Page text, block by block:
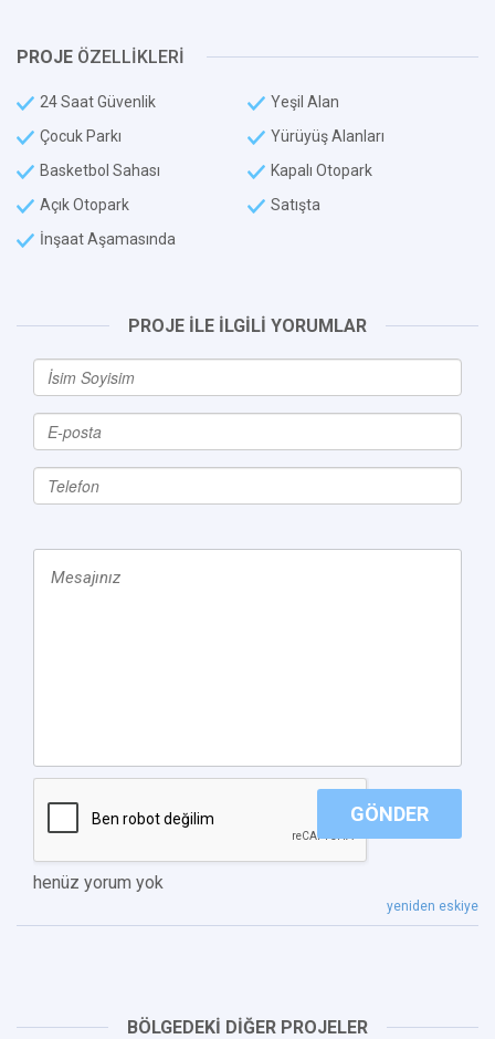
PROJE ÖZELLİKLERİ
24 Saat Güvenlik
Yeşil Alan
Çocuk Parkı
Yürüyüş Alanları
Basketbol Sahası
Kapalı Otopark
Açık Otopark
Satışta
İnşaat Aşamasında
PROJE İLE İLGİLİ YORUMLAR
GÖNDER
henüz yorum yok
yeniden eskiye
BÖLGEDEKİ DİĞER PROJELER